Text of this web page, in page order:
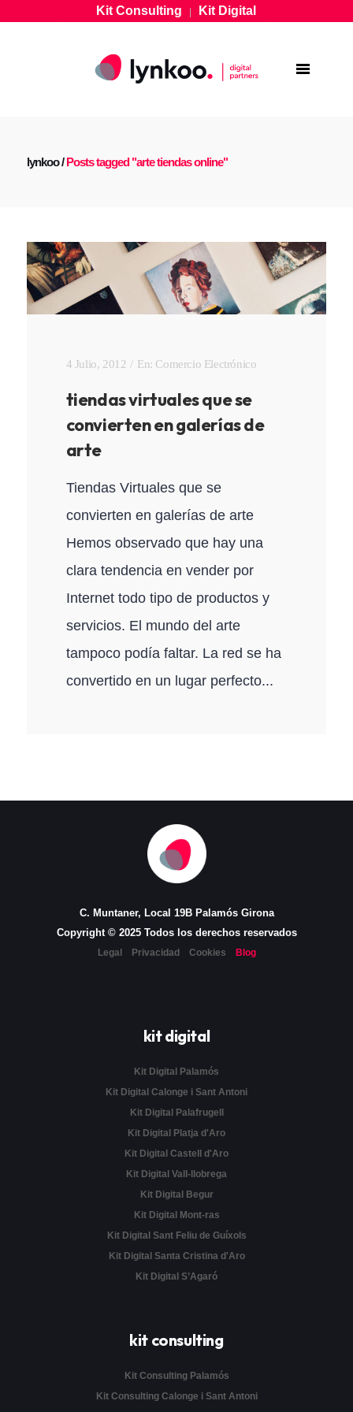
Kit Consulting|Kit Digital
lynkoo/Posts tagged "arte tiendas online"
4 Julio, 2012 En: Comercio Electrónico
tiendas virtuales que se
convierten en galerías de
arte
Tiendas Virtuales que se
convierten en galerías de arte
Hemos observado que hay una
clara tendencia en vender por
Internet todo tipo de productos y
servicios. El mundo del arte
tampoco podía faltar. La red se ha
convertido en un lugar perfecto...
C. Muntaner, Local 19B Palamós Girona
Copyright © 2025 Todos los derechos reservados
Legal Privacidad Cookies Blog
kit digital
Kit Digital Palamós
Kit Digital Calonge i Sant Antoni
Kit Digital Palafrugell
Kit Digital Platja d'Aro
Kit Digital Castell d'Aro
Kit Digital Vall-llobrega
Kit Digital Begur
Kit Digital Mont-ras
Kit Digital Sant Feliu de Guíxols
Kit Digital Santa Cristina d'Aro
Kit Digital S’Agaró
kit consulting
Kit Consulting Palamós
Kit Consulting Calonge i Sant Antoni